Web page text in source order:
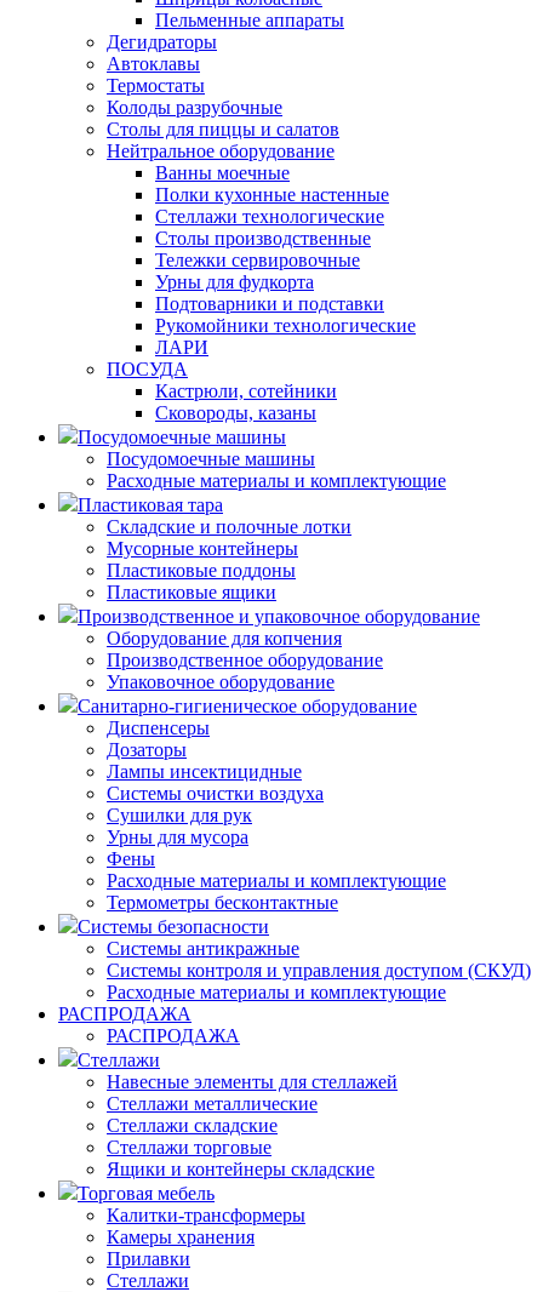
Пельменные аппараты
Дегидраторы
Автоклавы
Термостаты
Колоды разрубочные
Столы для пиццы и салатов
Нейтральное оборудование
Ванны моечные
Полки кухонные настенные
Стеллажи технологические
Столы производственные
Тележки сервировочные
Урны для фудкорта
Подтоварники и подставки
Рукомойники технологические
ЛАРИ
ПОСУДА
Кастрюли, сотейники
Сковороды, казаны
Посудомоечные машины
Посудомоечные машины
Расходные материалы и комплектующие
Пластиковая тара
Складские и полочные лотки
Мусорные контейнеры
Пластиковые поддоны
Пластиковые ящики
Производственное и упаковочное оборудование
Оборудование для копчения
Производственное оборудование
Упаковочное оборудование
Санитарно-гигиеническое оборудование
Диспенсеры
Дозаторы
Лампы инсектицидные
Системы очистки воздуха
Сушилки для рук
Урны для мусора
Фены
Расходные материалы и комплектующие
Термометры бесконтактные
Системы безопасности
Системы антикражные
Системы контроля и управления доступом (СКУД)
Расходные материалы и комплектующие
РАСПРОДАЖА
РАСПРОДАЖА
Стеллажи
Навесные элементы для стеллажей
Стеллажи металлические
Стеллажи складские
Стеллажи торговые
Ящики и контейнеры складские
Торговая мебель
Калитки-трансформеры
Камеры хранения
Прилавки
Стеллажи